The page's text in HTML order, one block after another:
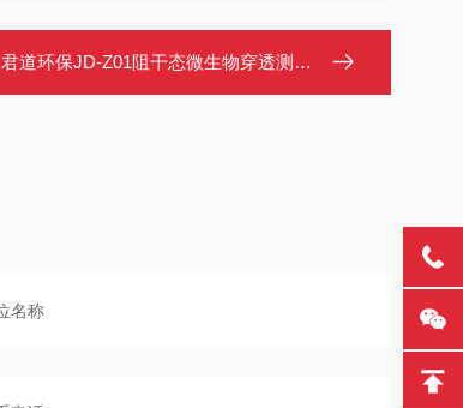
君道环保JD-Z01阻干态微生物穿透测试仪符合相关标准